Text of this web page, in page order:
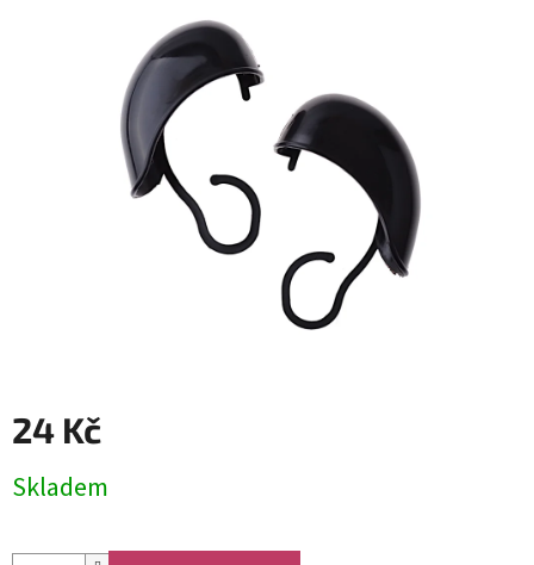
24 Kč
cena:
Skladem